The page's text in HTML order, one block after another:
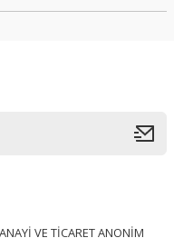
VE TİCARET ANONİM